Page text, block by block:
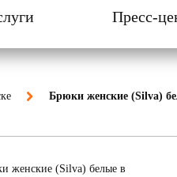
Пресс-
Брюки женские (Silva)